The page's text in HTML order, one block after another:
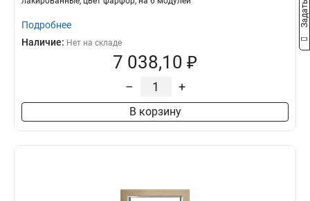
Подробнее
Наличие: Нет на складе
7 038,10 ₽
– +
В корзину